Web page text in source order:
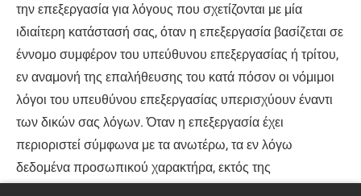
την επεξεργασία για λόγους που σχετίζονται με μία
ιδιαίτερη κατάστασή σας, όταν η επεξεργασία βασίζεται σε
έννομο συμφέρον του υπεύθυνου επεξεργασίας ή τρίτου,
εν αναμονή της επαλήθευσης του κατά πόσον οι νόμιμοι
λόγοι του υπευθύνου επεξεργασίας υπερισχύουν έναντι
των δικών σας λόγων. Όταν η επεξεργασία έχει
περιοριστεί σύμφωνα με τα ανωτέρω, τα εν λόγω
δεδομένα προσωπικού χαρακτήρα, εκτός της